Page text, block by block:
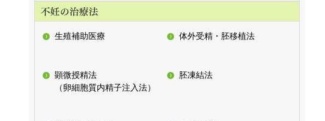
生殖補助医療 体外受精・胚移植法
顕微授精法
（卵細胞質内精子注入法）
胚凍結法